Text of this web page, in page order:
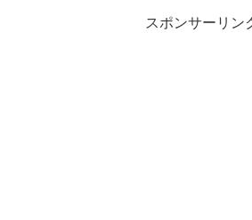
スポンサーリン